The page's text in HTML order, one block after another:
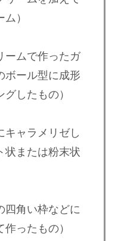
）
ームで作ったガ
ボール型に成形
したもの）
キャラメリゼし
状または粉末状
四角い枠などに
ったもの）